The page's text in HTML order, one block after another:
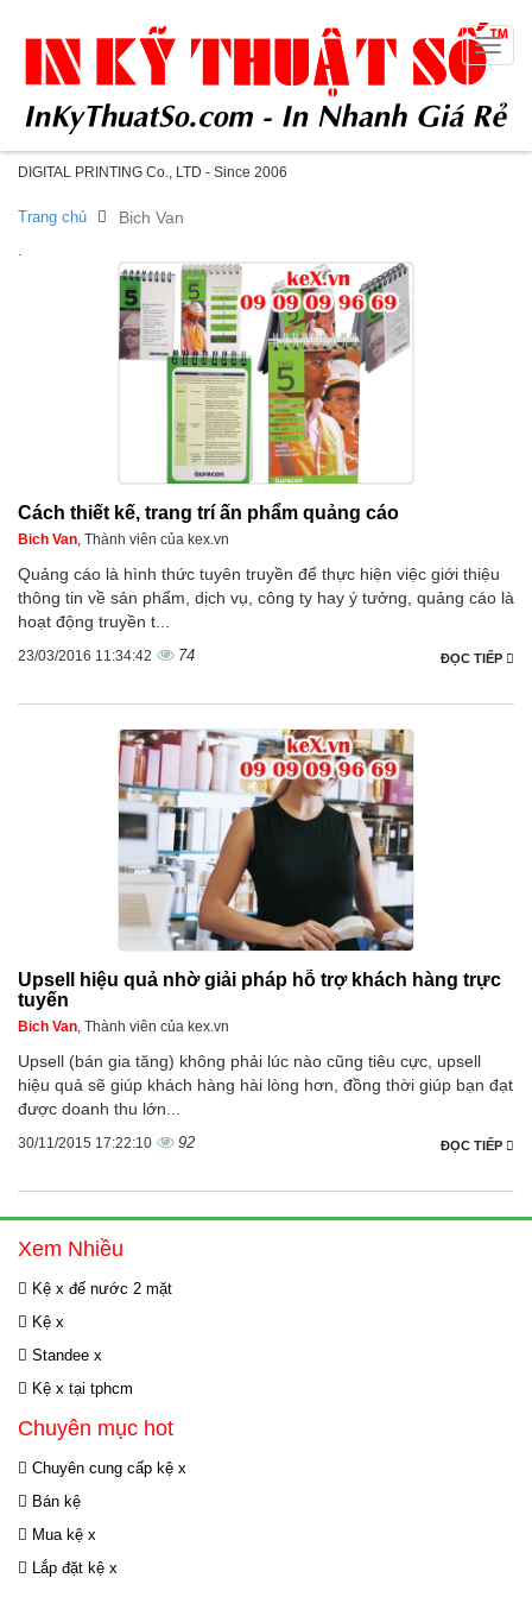
DIGITAL PRINTING Co., LTD - Since 2006
Toggle
Trang chủ Bich Van
.
Cách thiết kế, trang trí ấn phẩm quảng cáo
Bich Van, Thành viên của kex.vn
Quảng cáo là hình thức tuyên truyền để thực hiện việc giới thiệu
thông tin về sản phẩm, dịch vụ, công ty hay ý tưởng, quảng cáo là
hoạt động truyền t...
ĐỌC TIẾP
23/03/2016 11:34:42 74
Upsell hiệu quả nhờ giải pháp hỗ trợ khách hàng trực
tuyến
Bich Van, Thành viên của kex.vn
Upsell (bán gia tăng) không phải lúc nào cũng tiêu cực, upsell
hiệu quả sẽ giúp khách hàng hài lòng hơn, đồng thời giúp bạn đạt
được doanh thu lớn...
ĐỌC TIẾP
30/11/2015 17:22:10 92
Xem Nhiều
Kệ x đế nước 2 mặt
Kệ x
Standee x
Kệ x tại tphcm
Chuyên mục hot
Chuyên cung cấp kệ x
Bán kệ
Mua kệ x
Lắp đặt kệ x